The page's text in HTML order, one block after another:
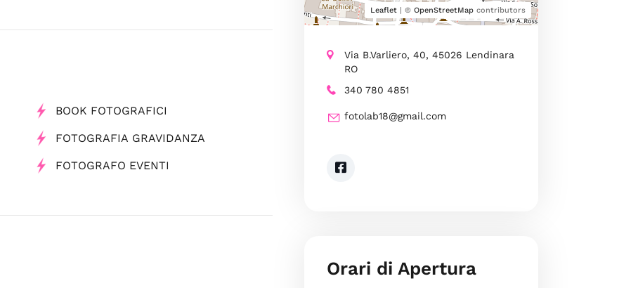
BOOK FOTOGRAFICI
FOTOGRAFIA GRAVIDANZA
FOTOGRAFO EVENTI
Leaflet| © OpenStreetMapcontributors
Via B.Varliero, 40, 45026 Lendinara
RO
340 780 4851
fotolab18@gmail.com
Orari di Apertura